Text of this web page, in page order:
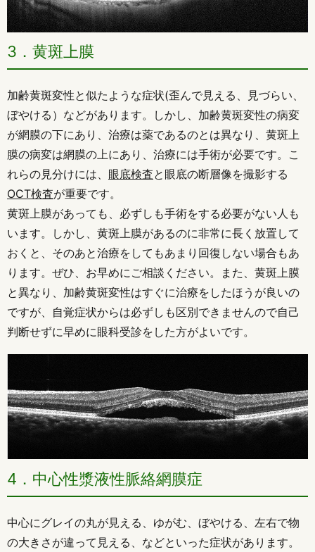
3．黄斑上膜
加齢黄斑変性と似たような症状(歪んで見える、見づらい、
ぼやける）などがあります。しかし、加齢黄斑変性の病変
が網膜の下にあり、治療は薬であるのとは異なり、黄斑上
膜の病変は網膜の上にあり、治療には手術が必要です。こ
れらの見分けには、 眼底検査と眼底の断層像を撮影する
OCT検査が重要です。
黄斑上膜があっても、必ずしも手術をする必要がない人も
います。しかし、黄斑上膜があるのに非常に長く放置して
おくと、そのあと治療をしてもあまり回復しない場合もあ
ります。ぜひ、お早めにご相談ください。また、黄斑上膜
と異なり、加齢黄斑変性はすぐに治療をしたほうが良いの
ですが、自覚症状からは必ずしも区別できませんので自己
判断せずに早めに眼科受診をした方がよいです。
4．中心性漿液性脈絡網膜症
中心にグレイの丸が見える、ゆがむ、ぼやける、左右で物
の大きさが違って見える、などといった症状があります。